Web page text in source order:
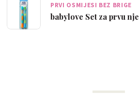
PRVI OSMIJESI BEZ BRIGE
babylove Set za prvu